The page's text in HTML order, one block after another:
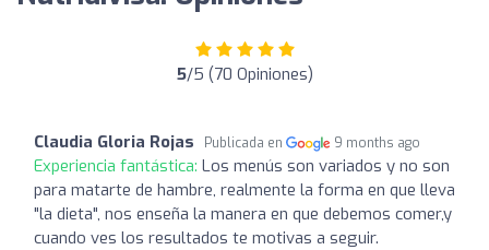
5/5 (70 Opiniones)
Claudia Gloria Rojas Publicada en 9 months ago
Experiencia fantástica: Los menús son variados y no son
para matarte de hambre, realmente la forma en que lleva
"la dieta", nos enseña la manera en que debemos comer,y
cuando ves los resultados te motivas a seguir.